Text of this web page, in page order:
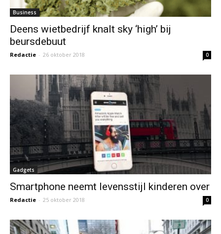
Business
Deens wietbedrijf knalt sky ‘high’ bij
beursdebuut
Redactie - 26 oktober 2018 0
Gadgets
Smartphone neemt levensstijl kinderen over
Redactie - 25 oktober 2018 0